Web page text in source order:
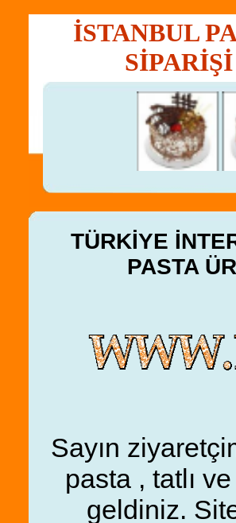
İSTANBUL
SİPARİŞİ
TÜRKİYE
PASTA
Sayın
pasta , tatlı
geldiniz.